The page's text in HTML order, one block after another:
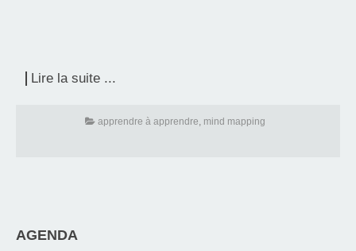
Lire la suite ...
apprendre à apprendre, mind mapping
AGENDA